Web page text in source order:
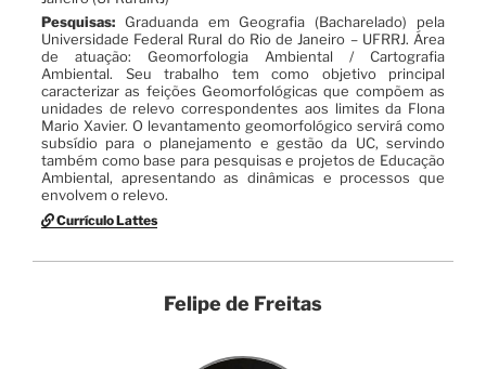
Pesquisas: Graduanda em Geografia (Bacharelado) pela
Universidade Federal Rural do Rio de Janeiro – UFRRJ. Área
de atuação: Geomorfologia Ambiental / Cartografia
Ambiental. Seu trabalho tem como objetivo principal
caracterizar as feições Geomorfológicas que compõem as
unidades de relevo correspondentes aos limites da Flona
Mario Xavier. O levantamento geomorfológico servirá como
subsídio para o planejamento e gestão da UC, servindo
também como base para pesquisas e projetos de Educação
Ambiental, apresentando as dinâmicas e processos que
envolvem o relevo.
Currículo Lattes
Felipe de Freitas